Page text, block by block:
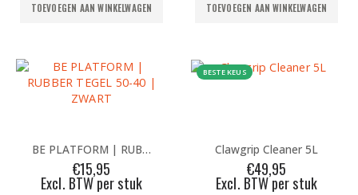
TOEVOEGEN AAN WINKELWAGEN TOEVOEGEN AAN WINKELWAGEN
BE PLATFORM | RUBBER TEGEL 50-40 | ZWART
€15,95
Excl. BTW per stuk
BESTE KEUS
Clawgrip Cleaner 5L
€49,95
Excl. BTW per stuk